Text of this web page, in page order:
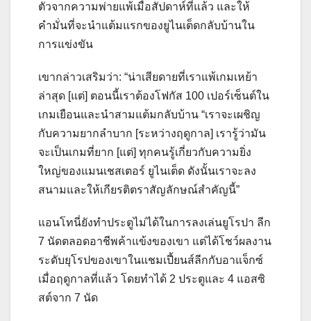
ตัวจากความพ่ายแพ้เมื่อสัปดาห์ที่แล้ว และให้
คำมั่นที่จะนำแต้มแรกของยูไนเต็ดกลับบ้านใน
การแข่งขัน
เขากล่าวเสริมว่า: “น่าเสียดายที่เราแพ้เกมเหย้า
ล่าสุด [แต่] ตอนนี้เราต้องโฟกัส 100 เปอร์เซ็นต์ใน
เกมเยือนและนำสามแต้มกลับบ้าน “เราจะเผชิญ
กับความยากลำบาก [ระหว่างฤดูกาล] เรารู้ว่ามัน
จะเป็นเกมที่ยาก [แต่] ทุกคนรู้เกี่ยวกับความยิ่ง
ใหญ่ของแมนเชสเตอร์ ยูไนเต็ด ดังนั้นเราจะลง
สนามและให้เกียรติตราสัญลักษณ์สำคัญนี้”
แอนโทนี่ยังทำประตูไม่ได้ในการลงเล่นยูโรปา ลีก
7 นัดตลอดอาชีพค้าแข้งของเขา แต่ได้โชว์ผลงาน
ระดับยุโรปของเขาในแชมเปี้ยนส์ลีกกับอาแจ็กซ์
เมื่อฤดูกาลที่แล้ว โดยทำได้ 2 ประตูและ 4 แอสซิ
สต์จาก 7 นัด